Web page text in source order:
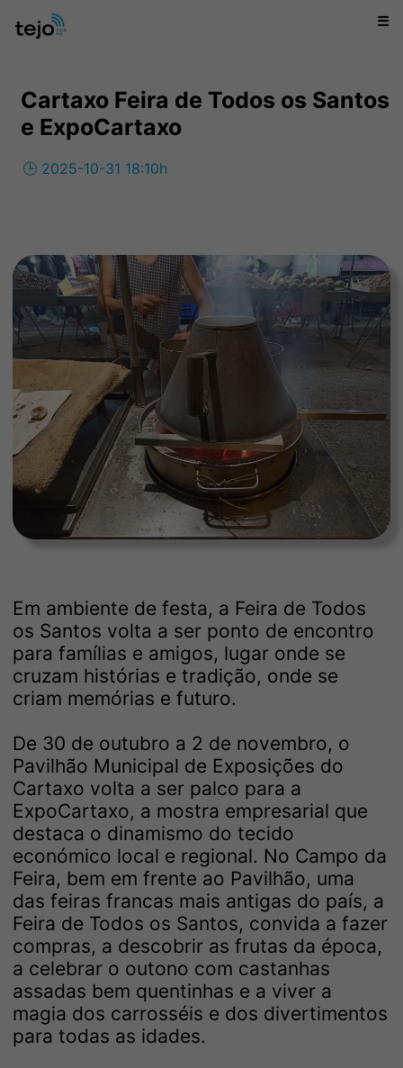
☰
Cartaxo Feira de Todos os Santos
e ExpoCartaxo
🕒 2025-10-31 18:10h
Em ambiente de festa, a Feira de Todos
os Santos volta a ser ponto de encontro
para famílias e amigos, lugar onde se
cruzam histórias e tradição, onde se
criam memórias e futuro.
De 30 de outubro a 2 de novembro, o
Pavilhão Municipal de Exposições do
Cartaxo volta a ser palco para a
ExpoCartaxo, a mostra empresarial que
destaca o dinamismo do tecido
económico local e regional. No Campo da
Feira, bem em frente ao Pavilhão, uma
das feiras francas mais antigas do país, a
Feira de Todos os Santos, convida a fazer
compras, a descobrir as frutas da época,
a celebrar o outono com castanhas
assadas bem quentinhas e a viver a
magia dos carrosséis e dos divertimentos
para todas as idades.